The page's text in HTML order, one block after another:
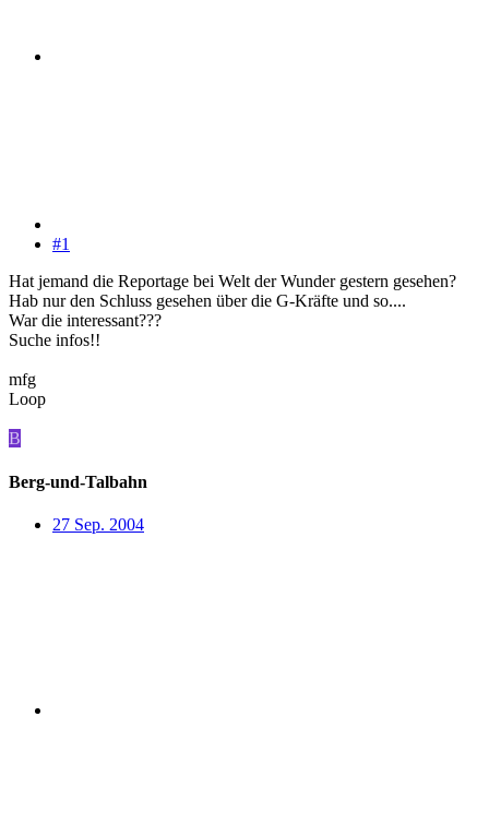
#1
Hat jemand die Reportage bei Welt der Wunder gestern gesehen?
Hab nur den Schluss gesehen über die G-Kräfte und so....
War die interessant???
Suche infos!!
mfg
Loop
B
Berg-und-Talbahn
27 Sep. 2004